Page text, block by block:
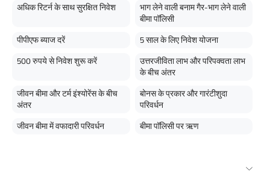
अधिक रिटर्न के साथ सुरक्षित निवेश
भाग लेने वाली बनाम गैर-भाग लेने वाली
बीमा पॉलिसी
पीपीएफ ब्याज दरें 5 साल के लिए निवेश योजना
500 रुपये से निवेश शुरू करें
उत्तरजीविता लाभ और परिपक्वता लाभ
के बीच अंतर
जीवन बीमा और टर्म इंश्योरेंस के बीच
अंतर
बोनस के प्रकार और गारंटीशुदा
परिवर्धन
जीवन बीमा में वफादारी परिवर्धन बीमा पॉलिसी पर ऋण